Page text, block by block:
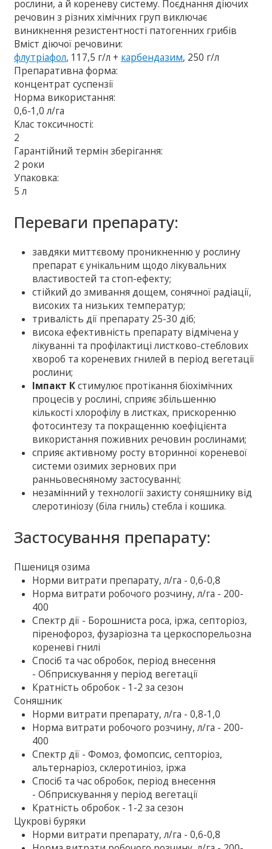
рослини, а й кореневу систему. Поєднання діючих
речовин з різних хімічних груп виключає
виникнення резистентності патогенних грибів
Вміст діючої речовини:
флутріафол, 117,5 г/л + карбендазим, 250 г/л
Препаративна форма:
концентрат суспензії
Норма використання:
0,6-1,0 л/га
Клас токсичності:
2
Гарантійний термін зберігання:
2 роки
Упаковка:
5 л
Переваги препарату:
завдяки миттєвому проникненню у рослину
препарат є унікальним щодо лікувальних
властивостей та стоп-ефекту;
стійкий до змивання дощем, сонячної радіації,
високих та низьких температур;
тривалість дії препарату 25-30 діб;
висока ефективність препарату відмічена у
лікуванні та профілактиці листково-стеблових
хвороб та кореневих гнилей в період вегетації
рослини;
Імпакт Кстимулює протікання біохімічних
процесів у рослині, сприяє збільшенню
кількості хлорофілу в листках, прискоренню
фотосинтезу та покращенню коефіцієнта
використання поживних речовин рослинами;
сприяє активному росту вторинної кореневої
системи озимих зернових при
ранньовесняному застосуванні;
незамінний у технології захисту соняшнику від
слеротиніозу (біла гниль) стебла і кошика.
Застосування препарату:
Пшениця озима
Норми витрати препарату, л/га - 0,6-0,8
Норма витрати робочого розчину, л/га - 200-
400
Спектр дії - Борошниста роса, іржа, септоріоз,
піренофороз, фузаріозна та церкоспорельозна
кореневі гнилі
Спосіб та час обробок, період внесення
- Обприскування у період вегетації
Кратність обробок - 1-2 за сезон
Соняшник
Норми витрати препарату, л/га - 0,8-1,0
Норма витрати робочого розчину, л/га - 200-
400
Спектр дії - Фомоз, фомопсис, септоріоз,
альтернаріоз, склеротиніоз, іржа
Спосіб та час обробок, період внесення
- Обприскування у період вегетації
Кратність обробок - 1-2 за сезон
Цукрові буряки
Норми витрати препарату, л/га - 0,6-0,8